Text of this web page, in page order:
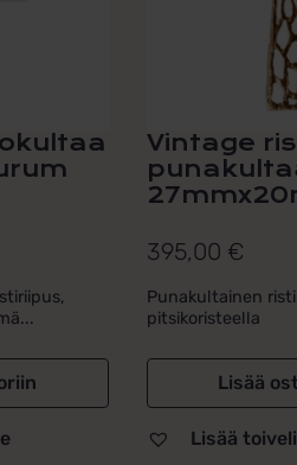
Vintage
395,00 €
Punakultainen
pitsikoristeella
Lisää
Lisää